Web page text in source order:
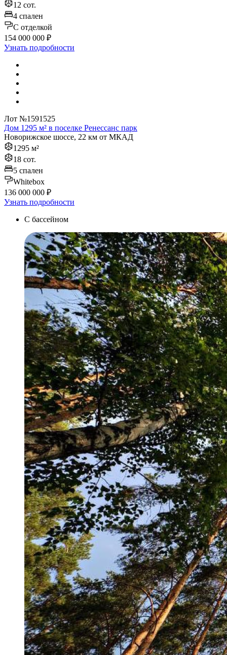
12 сот.
4 спален
C отделкой
154 000 000 ₽
Узнать подробности
Лот №1591525
Дом 1295 м² в поселке Ренессанс парк
Новорижское шоссе, 22 км от МКАД
1295 м²
18 сот.
5 спален
Whitebox
136 000 000 ₽
Узнать подробности
С бассейном